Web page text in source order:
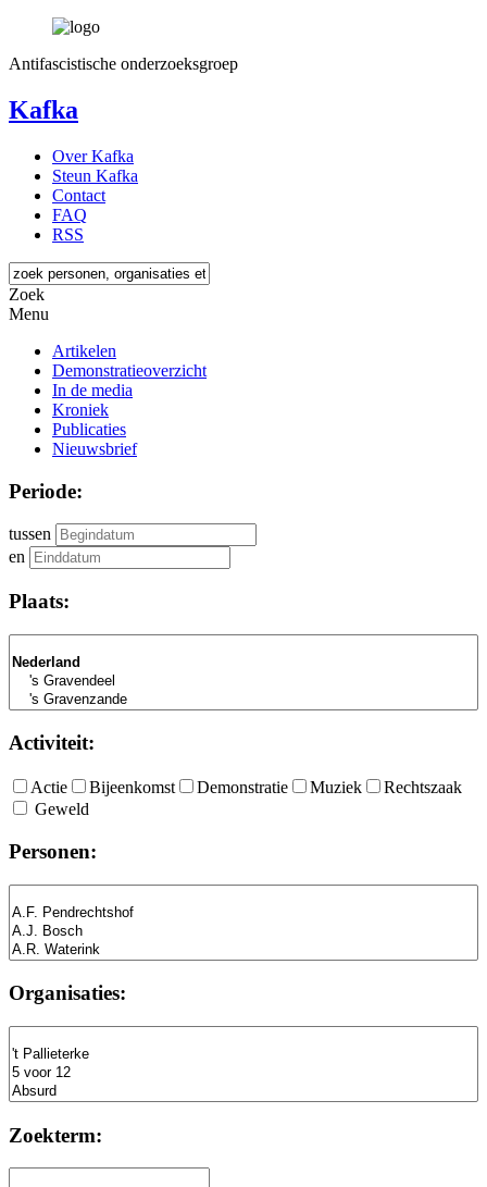
Antifascistische onderzoeksgroep
Kafka
Over Kafka
Steun Kafka
Contact
FAQ
RSS
Zoek
Menu
Artikelen
Demonstratieoverzicht
In de media
Kroniek
Publicaties
Nieuwsbrief
Periode:
tussen
en
Plaats:
Activiteit:
Actie Bijeenkomst Demonstratie Muziek
Rechtszaak
Geweld
Personen:
Organisaties:
Zoekterm: